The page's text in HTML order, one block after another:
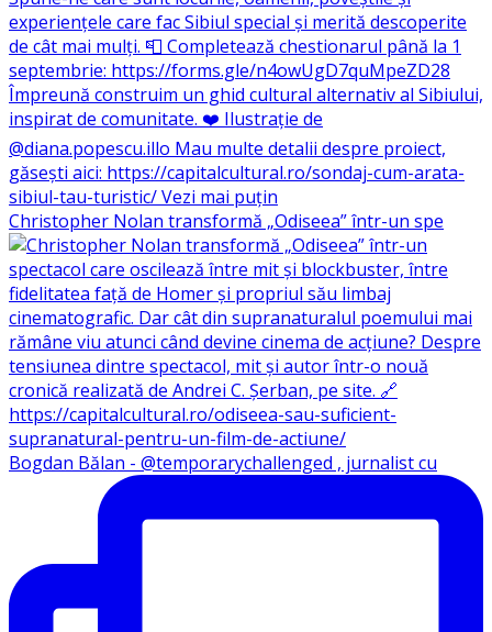
Christopher Nolan transformă „Odiseea” într-un spe
Bogdan Bălan - @temporarychallenged , jurnalist cu